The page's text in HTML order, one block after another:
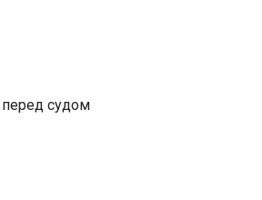
судом